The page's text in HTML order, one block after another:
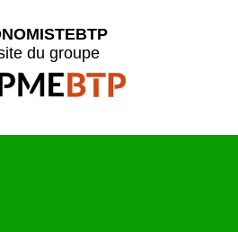
du groupe